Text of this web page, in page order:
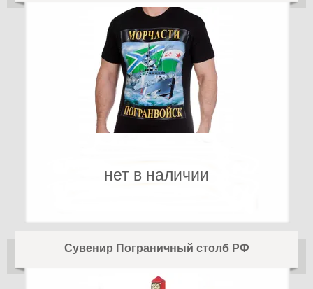
нет в наличии
Сувенир Пограничный столб РФ